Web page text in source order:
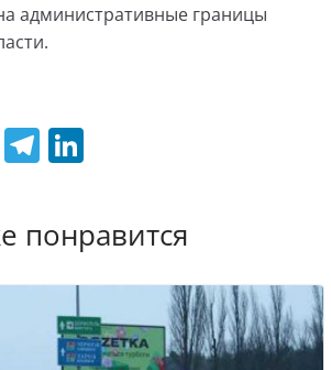
административные границы
T
gr
a
m
Li
e
dI
n
понравится